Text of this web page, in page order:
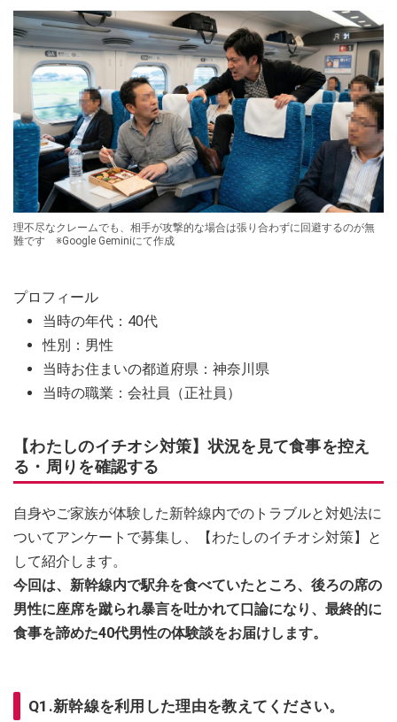
理不尽なクレームでも、相手が攻撃的な場合は張り合わずに回避するのが無
難です ※Google Geminiにて作成
プロフィール
当時の年代：40代
性別：男性
当時お住まいの都道府県：神奈川県
当時の職業：会社員（正社員）
【わたしのイチオシ対策】状況を見て食事を控え
る・周りを確認する
自身やご家族が体験した新幹線内でのトラブルと対処法に
ついてアンケートで募集し、【わたしのイチオシ対策】と
して紹介します。
今回は、新幹線内で駅弁を食べていたところ、後ろの席の
男性に座席を蹴られ暴言を吐かれて口論になり、最終的に
食事を諦めた40代男性の体験談をお届けします。
Q1.新幹線を利用した理由を教えてください。